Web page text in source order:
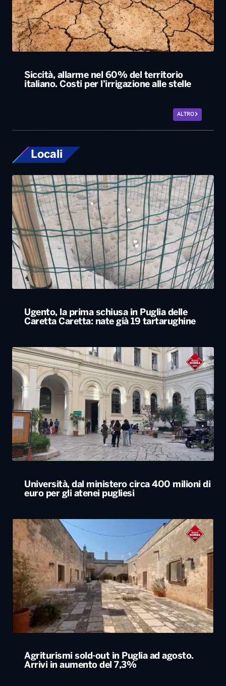
Siccità, allarme nel 60% del territorio
italiano. Costi per l’irrigazione alle stelle
ALTRO
Locali
Ugento, la prima schiusa in Puglia delle
Caretta Caretta: nate già 19 tartarughine
Università, dal ministero circa 400 milioni di
euro per gli atenei pugliesi
Agriturismi sold-out in Puglia ad agosto.
Arrivi in aumento del 7,3%